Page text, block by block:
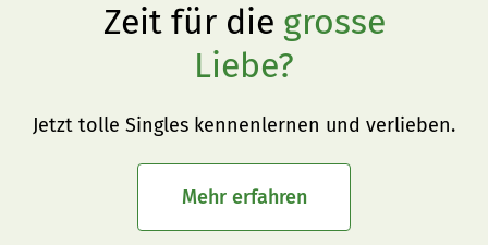
Zeit für die grosse
Liebe?
Jetzt tolle Singles kennenlernen und verlieben.
Mehr erfahren